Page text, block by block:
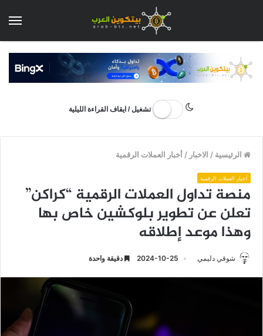
تشغيل / ايقاف القراءة الليلية
الرئيسية / الاخبار /أخبار العملات الرقمية
أخبار العملات الرقمية
منصة تداول العملات الرقمية “كراكن”
تعلن عن تطوير بلوكشين خاص بها
وهذا موعد إطلاقه
شوقي دليمي 2024-10-25 دقيقة واحدة